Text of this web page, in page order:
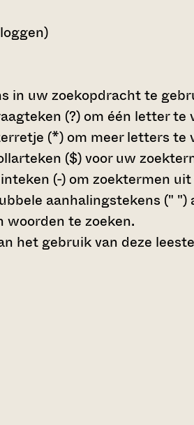
in uw zoekopdracht te
(?) om één letter te
(*) om meer letters te
($)voor uw
(-) om zoektermen
aanhalingstekens (" ")
woorden te zoeken.
het gebruik van deze